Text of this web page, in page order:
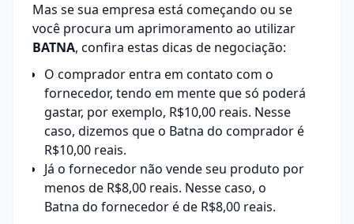
Mas se sua empresa está começando ou se
você procura um aprimoramento ao utilizar
BATNA, confira estas dicas de negociação:
O comprador entra em contato com o
fornecedor, tendo em mente que só poderá
gastar, por exemplo, R$10,00 reais. Nesse
caso, dizemos que o Batna do comprador é
R$10,00 reais.
Já o fornecedor não vende seu produto por
menos de R$8,00 reais. Nesse caso, o
Batna do fornecedor é de R$8,00 reais.